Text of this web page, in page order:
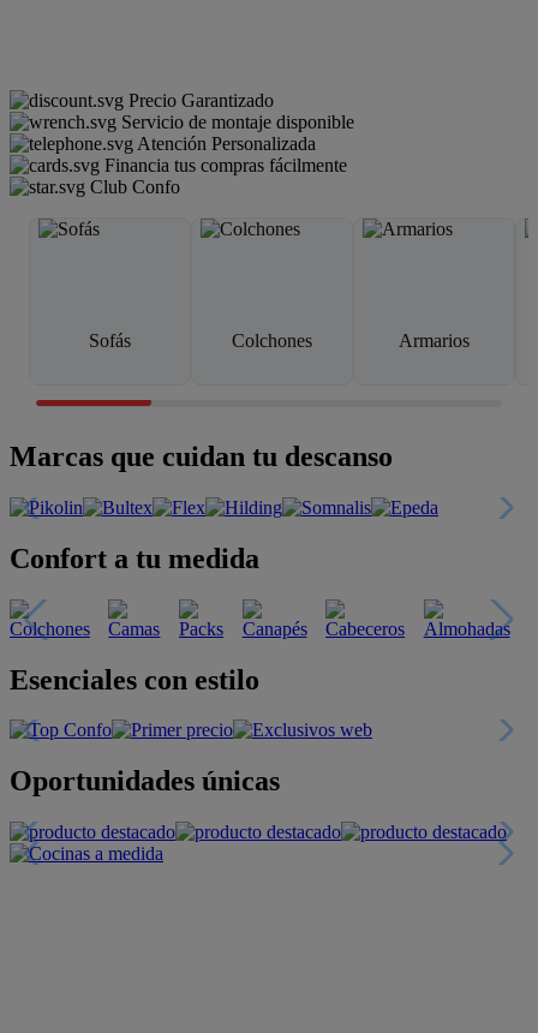
Precio Garantizado
Servicio de montaje disponible
Atención Personalizada
Financia tus compras fácilmente
Club Confo
Sofás Colchones Armarios
Marcas que cuidan tu descanso
Confort a tu medida
Esenciales con estilo
Oportunidades únicas